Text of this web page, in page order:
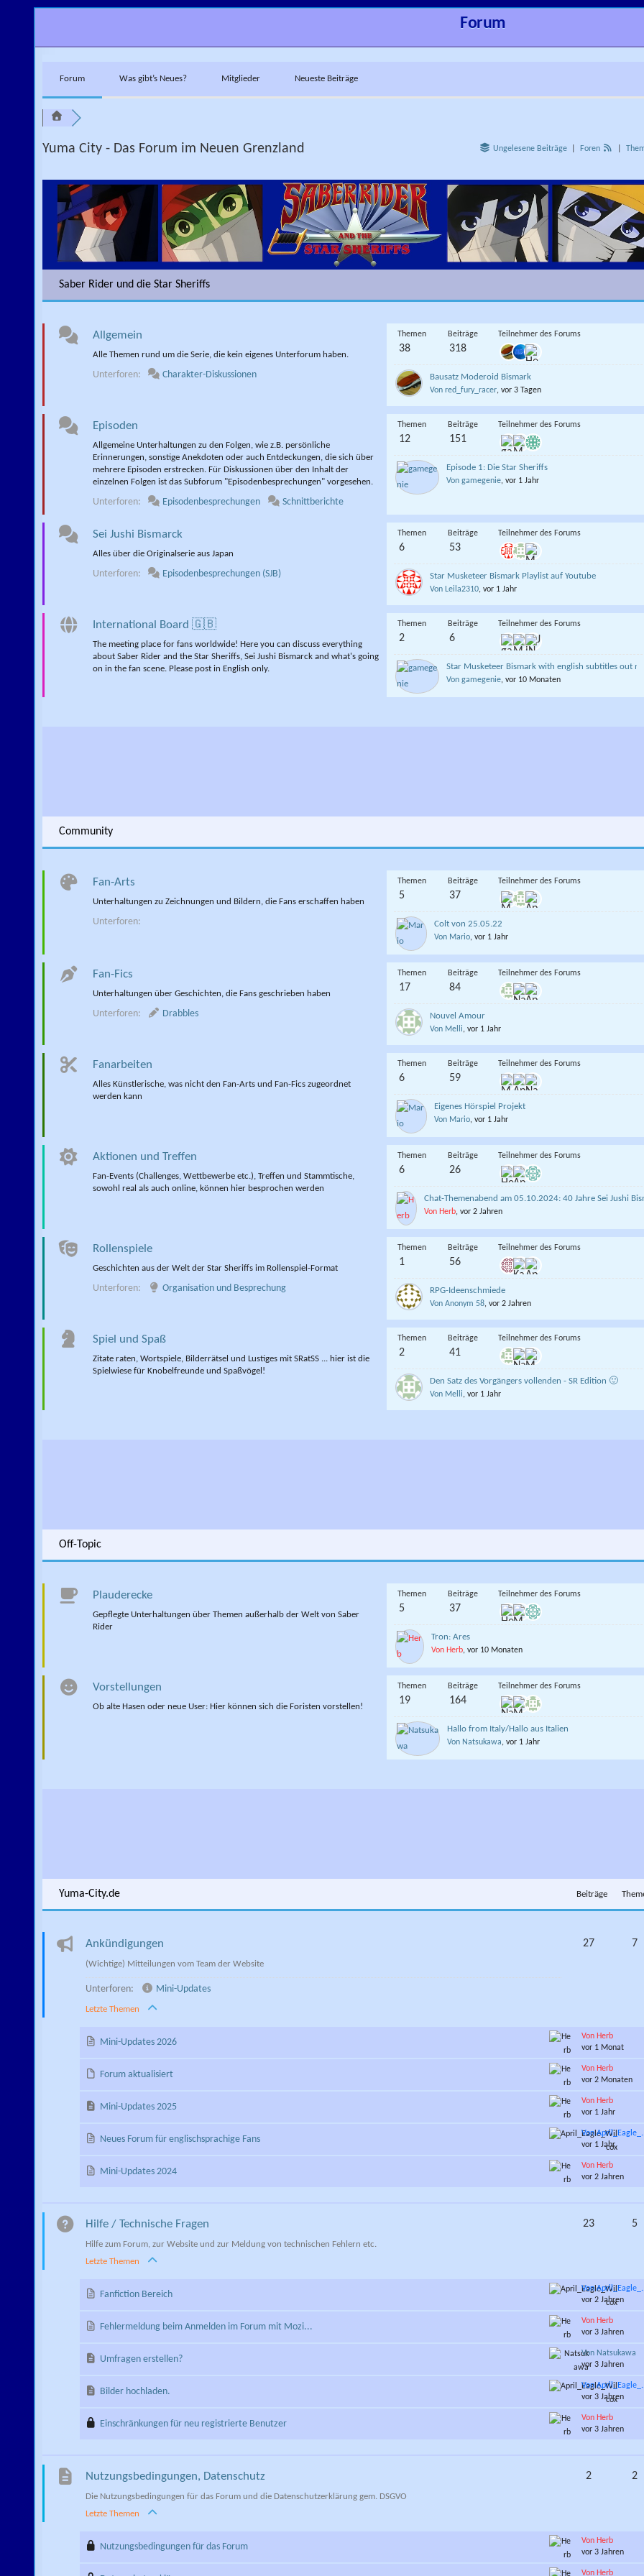
Skip to content
Forum
Forum Was gibt’s Neues? Mitglieder Neueste Beiträge
Yuma City - Das Forum im Neuen Grenzland Ungelesene Beiträge Foren
Saber Rider und die Star Sheriffs
Allgemein
Alle Themen rund um die Serie, die kein eigenes Unterforum haben.
Unterforen: Charakter-Diskussionen
Themen
38
Beiträge
318
Teilnehmer des Forums
Bausatz Moderoid Bismark
Von red_fury_racer, vor 3 Tagen
Episoden
Allgemeine Unterhaltungen zu den Folgen, wie z.B. persönliche
Erinnerungen, sonstige Anekdoten oder auch Entdeckungen, die sich über
mehrere Episoden erstrecken. Für Diskussionen über den Inhalt der
einzelnen Folgen ist das Subforum "Episodenbesprechungen" vorgesehen.
Unterforen: Episodenbesprechungen Schnittberichte
Themen
12
Beiträge
151
Teilnehmer des Forums
Episode 1: Die Star Sheriffs
Von gamegenie, vor 1 Jahr
Sei Jushi Bismarck
Alles über die Originalserie aus Japan
Unterforen: Episodenbesprechungen (SJB)
Themen
6
Beiträge
53
Teilnehmer des Forums
Star Musketeer Bismark Playlist auf Youtube
Von Leila2310, vor 1 Jahr
International Board 🇬🇧
The meeting place for fans worldwide! Here you can discuss everything
about Saber Rider and the Star Sheriffs, Sei Jushi Bismarck and what's going
on in the fan scene. Please post in English only.
Themen
2
Beiträge
6
Teilnehmer des Forums
Star Musketeer Bismark with english subtitles out
Von gamegenie, vor 10 Monaten
Community
Fan-Arts
Unterhaltungen zu Zeichnungen und Bildern, die Fans erschaffen haben
Unterforen:
Themen
5
Beiträge
37
Teilnehmer des Forums
Colt von 25.05.22
Von Mario, vor 1 Jahr
Fan-Fics
Unterhaltungen über Geschichten, die Fans geschrieben haben
Unterforen: Drabbles
Themen
17
Beiträge
84
Teilnehmer des Forums
Nouvel Amour
Von Melli, vor 1 Jahr
Fanarbeiten
Alles Künstlerische, was nicht den Fan-Arts und Fan-Fics zugeordnet
werden kann
Themen
6
Beiträge
59
Teilnehmer des Forums
Eigenes Hörspiel Projekt
Von Mario, vor 1 Jahr
Aktionen und Treffen
Fan-Events (Challenges, Wettbewerbe etc.), Treffen und Stammtische,
sowohl real als auch online, können hier besprochen werden
Themen
6
Beiträge
26
Teilnehmer des Forums
Chat-Themenabend am 05.10.2024: 40 Jahre Sei Jushi
Von Herb, vor 2 Jahren
Rollenspiele
Geschichten aus der Welt der Star Sheriffs im Rollenspiel-Format
Unterforen: Organisation und Besprechung
Themen
1
Beiträge
56
Teilnehmer des Forums
RPG-Ideenschmiede
Von Anonym 58, vor 2 Jahren
Spiel und Spaß
Zitate raten, Wortspiele, Bilderrätsel und Lustiges mit SRatSS ... hier ist die
Spielwiese für Knobelfreunde und Spaßvögel!
Themen
2
Beiträge
41
Teilnehmer des Forums
Den Satz des Vorgängers vollenden - SR Edition 🙂
Von Melli, vor 1 Jahr
Off-Topic
Plauderecke
Gepflegte Unterhaltungen über Themen außerhalb der Welt von Saber
Rider
Themen
5
Beiträge
37
Teilnehmer des Forums
Tron: Ares
Von Herb, vor 10 Monaten
Vorstellungen
Ob alte Hasen oder neue User: Hier können sich die Foristen vorstellen!
Themen
19
Beiträge
164
Teilnehmer des Forums
Hallo from Italy/Hallo aus Italien
Von Natsukawa, vor 1 Jahr
Yuma-City.de Beiträge
Ankündigungen
(Wichtige) Mitteilungen vom Team der Website
Unterforen: Mini-Updates
Letzte Themen
27 7
Mini-Updates 2026
Von Herb
vor 1 Monat
Forum aktualisiert
Von Herb
vor 2 Monaten
Mini-Updates 2025
Von Herb
vor 1 Jahr
Neues Forum für englischsprachige Fans
Von
vor 1 Jahr
Mini-Updates 2024
Von Herb
vor 2 Jahren
Hilfe / Technische Fragen
Hilfe zum Forum, zur Website und zur Meldung von technischen Fehlern etc.
Letzte Themen
23 5
Fanfiction Bereich
Von
vor 2 Jahren
Fehlermeldung beim Anmelden im Forum mit Mozi...
Von Herb
vor 3 Jahren
Umfragen erstellen?
Von Natsukawa
vor 3 Jahren
Bilder hochladen.
Von
vor 3 Jahren
Einschränkungen für neu registrierte Benutzer
Von Herb
vor 3 Jahren
Nutzungsbedingungen, Datenschutz
Die Nutzungsbedingungen für das Forum und die Datenschutzerklärung gem. DSGVO
Letzte Themen
2 2
Nutzungsbedingungen für das Forum
Von Herb
vor 3 Jahren
Von Herb